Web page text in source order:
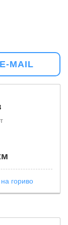
E-MAIL
гориво